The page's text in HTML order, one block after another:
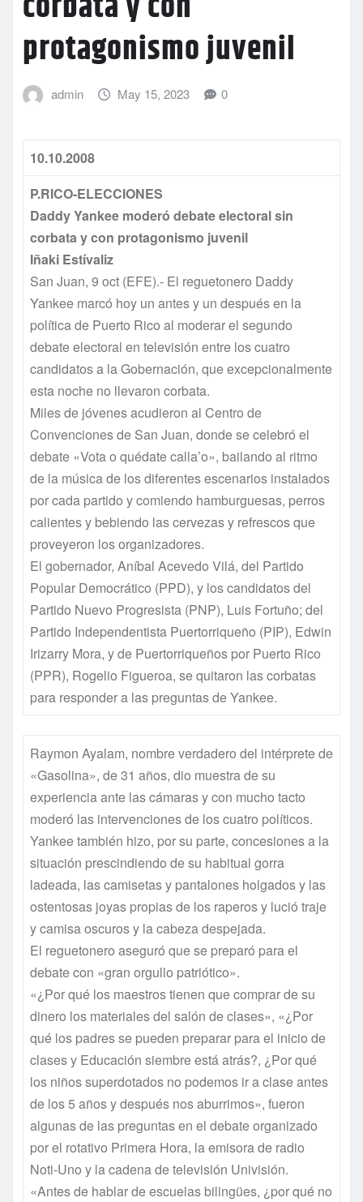
protagonismo juvenil
admin May 15, 2023 0
10.10.2008
P.RICO-ELECCIONES
Daddy Yankee moderó debate electoral sin
corbata y con protagonismo juvenil
Iñaki Estívaliz
San Juan, 9 oct (EFE).- El reguetonero Daddy
Yankee marcó hoy un antes y un después en la
política de Puerto Rico al moderar el segundo
debate electoral en televisión entre los cuatro
candidatos a la Gobernación, que excepcionalmente
esta noche no llevaron corbata.
Miles de jóvenes acudieron al Centro de
Convenciones de San Juan, donde se celebró el
debate «Vota o quédate calla’o», bailando al ritmo
de la música de los diferentes escenarios instalados
por cada partido y comiendo hamburguesas, perros
calientes y bebiendo las cervezas y refrescos que
proveyeron los organizadores.
El gobernador, Aníbal Acevedo Vilá, del Partido
Popular Democrático (PPD), y los candidatos del
Partido Nuevo Progresista (PNP), Luis Fortuño; del
Partido Independentista Puertorriqueño (PIP), Edwin
Irizarry Mora, y de Puertorriqueños por Puerto Rico
(PPR), Rogelio Figueroa, se quitaron las corbatas
para responder a las preguntas de Yankee.
Raymon Ayalam, nombre verdadero del intérprete de
«Gasolina», de 31 años, dio muestra de su
experiencia ante las cámaras y con mucho tacto
moderó las intervenciones de los cuatro políticos.
Yankee también hizo, por su parte, concesiones a la
situación prescindiendo de su habitual gorra
ladeada, las camisetas y pantalones holgados y las
ostentosas joyas propias de los raperos y lució traje
y camisa oscuros y la cabeza despejada.
El reguetonero aseguró que se preparó para el
debate con «gran orgullo patriótico».
«¿Por qué los maestros tienen que comprar de su
dinero los materiales del salón de clases», «¿Por
qué los padres se pueden preparar para el inicio de
clases y Educación siembre está atrás?, ¿Por qué
los niños superdotados no podemos ir a clase antes
de los 5 años y después nos aburrimos», fueron
algunas de las preguntas en el debate organizado
por el rotativo Primera Hora, la emisora de radio
Noti-Uno y la cadena de televisión Univisión.
«Antes de hablar de escuelas bilingües, ¿por qué no